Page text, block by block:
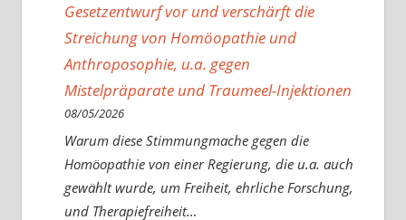
Gesetzentwurf vor und verschärft die
Streichung von Homöopathie und
Anthroposophie, u.a. gegen
Mistelpräparate und Traumeel-Injektionen
08/05/2026
Warum diese Stimmungmache gegen die
Homöopathie von einer Regierung, die u.a. auch
gewählt wurde, um Freiheit, ehrliche Forschung,
und Therapiefreiheit…